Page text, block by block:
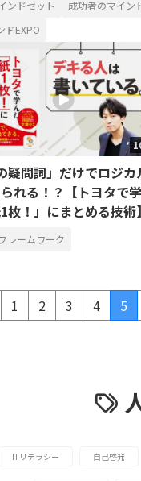
ンドセット
成功者のマイン
ドEXPO
疑問詞」だけでロジカ
れる！？【トヨタで
枚！」にまとめる技術】
レームワーク
1 2 3 4 5
ITリテラシー 自己啓発